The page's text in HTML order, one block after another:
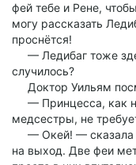
фей тебе и Рене,
могу рассказать
проснётся!
— Ледибаг тоже
случилось?
Доктор Уильям
— Принцесса, как
медсестры, не
— Окей! — сказала
на выход. Две феи